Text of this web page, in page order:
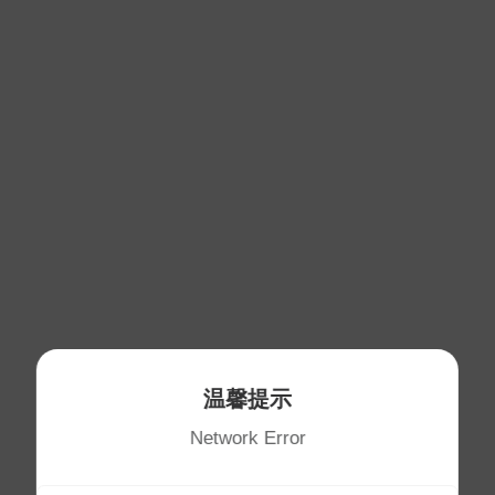
温馨提示
Network Error